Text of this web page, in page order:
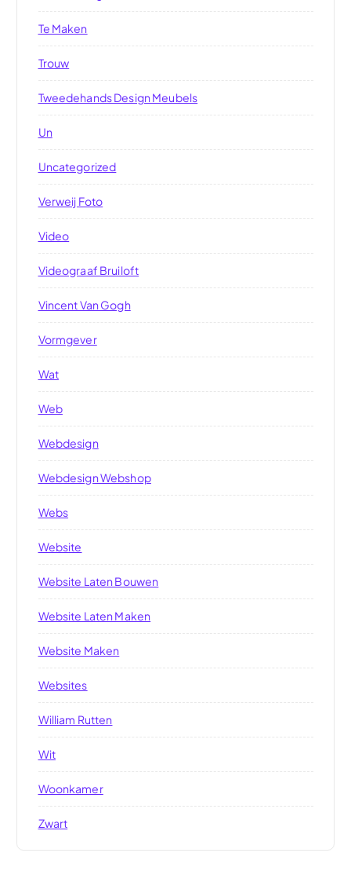
Te Maken
Trouw
Tweedehands Design Meubels
Un
Uncategorized
Verweij Foto
Video
Videograaf Bruiloft
Vincent Van Gogh
Vormgever
Wat
Web
Webdesign
Webdesign Webshop
Webs
Website
Website Laten Bouwen
Website Laten Maken
Website Maken
Websites
William Rutten
Wit
Woonkamer
Zwart